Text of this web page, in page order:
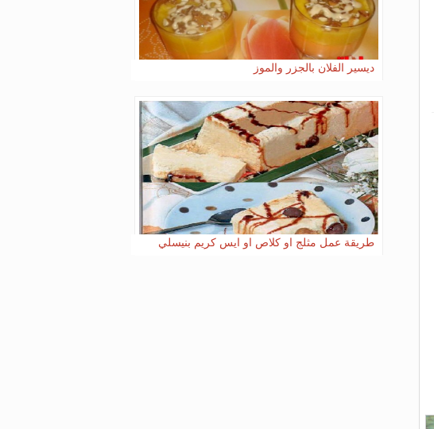
ديسير الفلان بالجزر والموز
طريقة عمل مثلج او كلاص او ايس كريم بنيسلي